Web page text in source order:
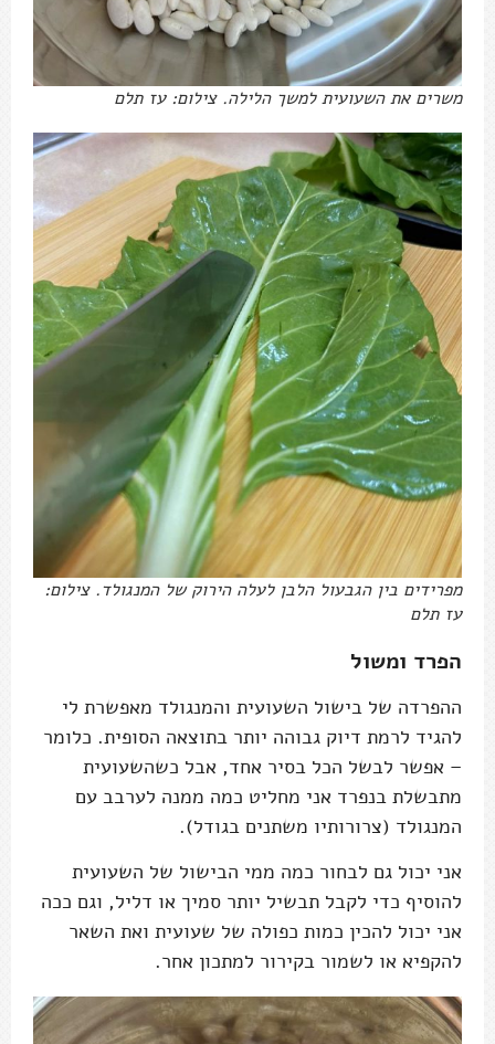
משרים את השעועית למשך הלילה. צילום: עז תלם
מפרידים בין הגבעול הלבן לעלה הירוק של המנגולד. צילום:
עז תלם
הפרד ומשול
ההפרדה של בישול השעועית והמנגולד מאפשרת לי
להגיד לרמת דיוק גבוהה יותר בתוצאה הסופית. כלומר
– אפשר לבשל הכל בסיר אחד, אבל כשהשעועית
מתבשלת בנפרד אני מחליט כמה ממנה לערבב עם
המנגולד (צרורותיו משתנים בגודל).
אני יכול גם לבחור כמה ממי הבישול של השעועית
להוסיף כדי לקבל תבשיל יותר סמיך או דליל, וגם ככה
אני יכול להכין כמות כפולה של שעועית ואת השאר
להקפיא או לשמור בקירור למתכון אחר.